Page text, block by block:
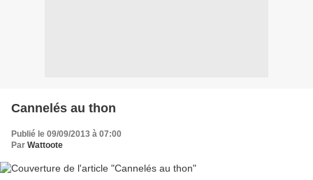
Cannelés au thon
Publié le 09/09/2013 à 07:00
Par Wattoote